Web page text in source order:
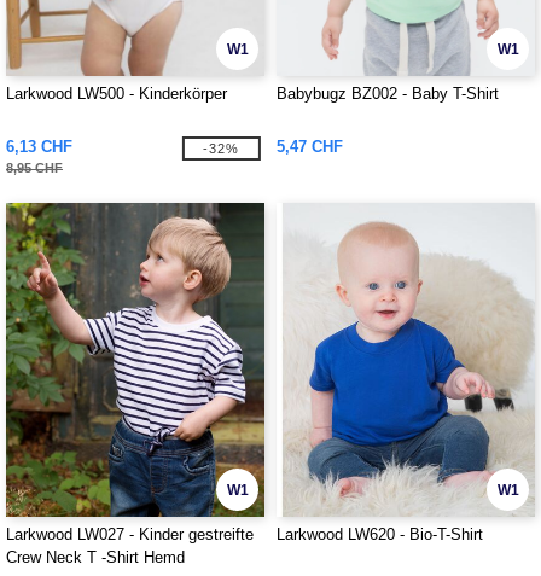
W1
Larkwood LW500 - Kinderkörper
6,13 CHF
8,95 CHF
-32%
W1
Babybugz BZ002 - Baby T-Shirt
5,47 CHF
W1
Larkwood LW027 - Kinder gestreifte
Crew Neck T -Shirt Hemd
W1
Larkwood LW620 - Bio-T-Shirt